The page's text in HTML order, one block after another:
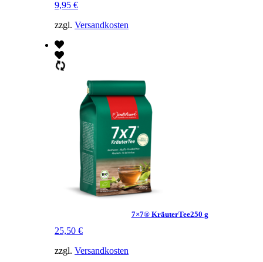
9,95 €
zzgl. Versandkosten
7×7® KräuterTee250 g
25,50 €
zzgl. Versandkosten